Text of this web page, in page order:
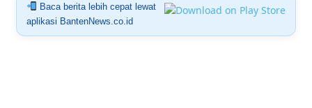
Baca berita lebih cepat lewat
aplikasi BantenNews.co.id